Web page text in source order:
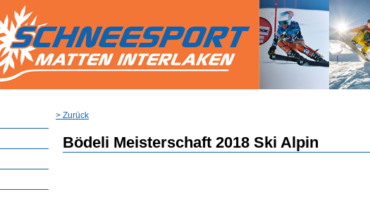
> Zurück
Bödeli Meisterschaft 2018 Ski Alpin